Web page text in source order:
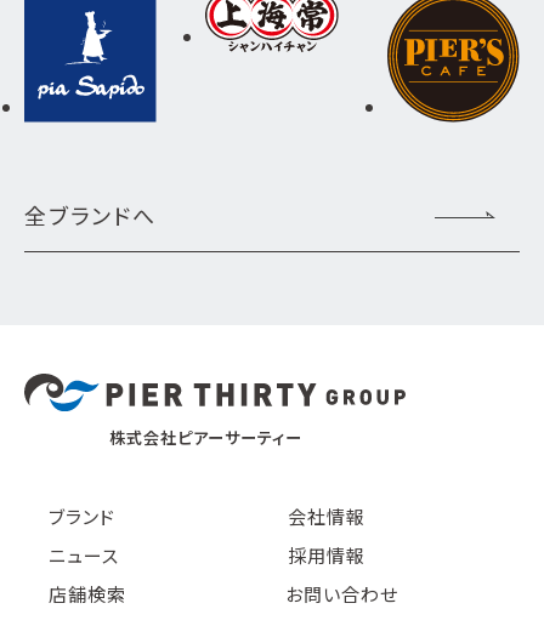
全ブランドへ
株式会社ピアーサーティー
ブランド
会社情報
ニュース
採用情報
店舗検索
お問い合わせ